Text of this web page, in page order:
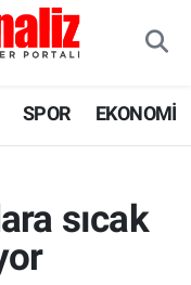
SPOR EKONOMİ
sıcak